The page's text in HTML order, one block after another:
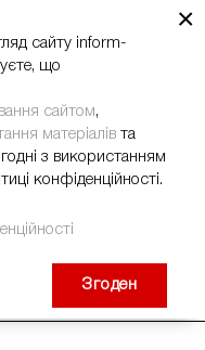
×
сайту inform-
що
сайтом,
матеріалів та
з використанням
конфіденційності.
Згоден